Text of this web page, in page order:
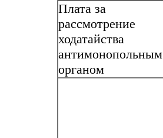
Плата за
рассмотрение
ходатайства
антимонопольным
органом